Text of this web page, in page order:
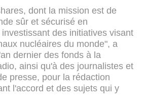
dont la mission est de
sûr et sécurisé en
des initiatives visant
nucléaires du monde", a
dernier des fonds à la
ainsi qu'à des journalistes et
presse, pour la rédaction
l'accord et des sujets qui y